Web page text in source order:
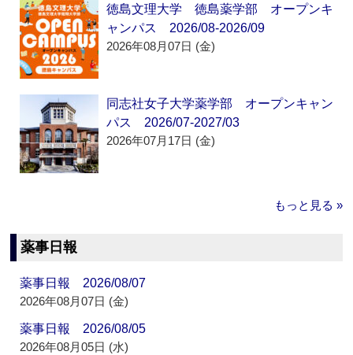
徳島文理大学 徳島薬学部 オープンキ
ャンパス 2026/08-2026/09
2026年08月07日 (金)
同志社女子大学薬学部 オープンキャン
パス 2026/07-2027/03
2026年07月17日 (金)
もっと見る »
薬事日報
薬事日報 2026/08/07
2026年08月07日 (金)
薬事日報 2026/08/05
2026年08月05日 (水)